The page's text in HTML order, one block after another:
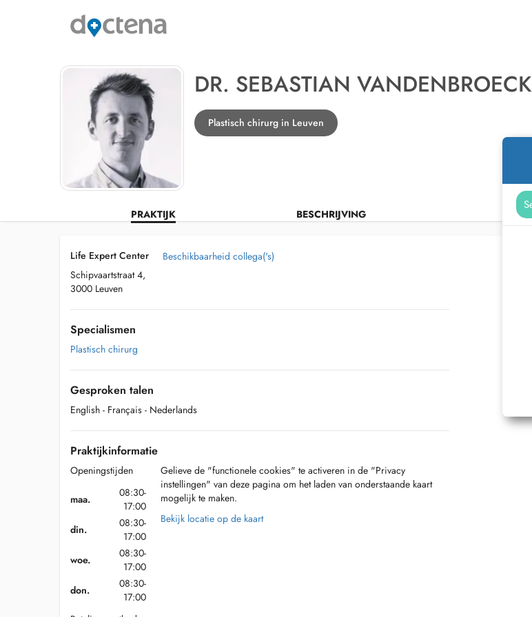
DR. SEBASTIAN VANDENBROECK
Plastisch chirurg in Leuven
PRAKTIJK BESCHRIJVING
Life Expert Center
Schipvaartstraat 4,
3000 Leuven
Beschikbaarheid collega('s)
Specialismen
Plastisch chirurg
Gesproken talen
English - Français - Nederlands
Praktijkinformatie
Openingstijden
maa.
08:30-
17:00
din.
08:30-
17:00
woe.
08:30-
17:00
don.
08:30-
17:00
Gelieve de "functionele cookies" te activeren in de "Privacy
instellingen" van deze pagina om het laden van onderstaande kaart
mogelijk te maken.
Bekijk locatie op de kaart